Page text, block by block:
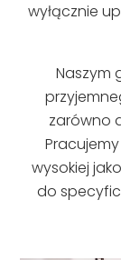
wyłącznie
Naszym
zarówno
wysokiej
do